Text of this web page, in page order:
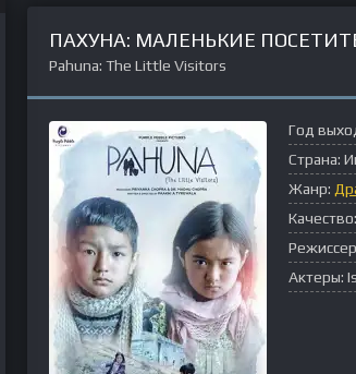
ПАХУНА: МАЛЕНЬКИЕ
Pahuna: The Little Visitors
Год
Страна:
Жанр:
Качество:
Актеры: